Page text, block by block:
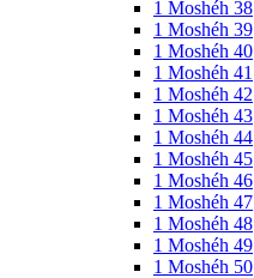
1 Moshéh 38
1 Moshéh 39
1 Moshéh 40
1 Moshéh 41
1 Moshéh 42
1 Moshéh 43
1 Moshéh 44
1 Moshéh 45
1 Moshéh 46
1 Moshéh 47
1 Moshéh 48
1 Moshéh 49
1 Moshéh 50